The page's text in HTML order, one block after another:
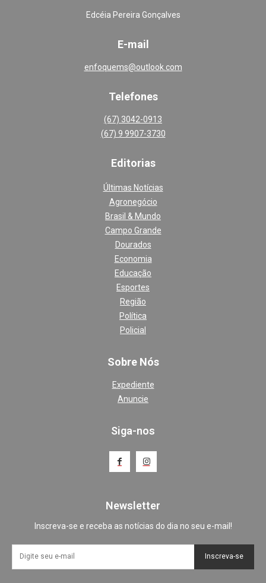
Edcéia Pereira Gonçalves
E-mail
enfoquems@outlook.com
Telefones
(67) 3042-0913
(67) 9 9907-3730
Editorias
Últimas Notícias
Agronegócio
Brasil & Mundo
Campo Grande
Dourados
Economia
Educação
Esportes
Região
Política
Policial
Sobre Nós
Expediente
Anuncie
Siga-nos
Newsletter
Inscreva-se e receba as notícias do dia no seu e-mail!
Inscreva-se